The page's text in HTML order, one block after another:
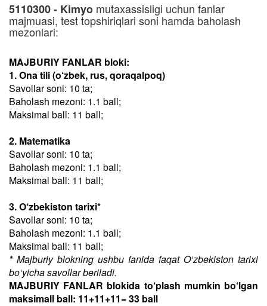
5110300 - Kimyo mutaxassisligi uchun fanlar
majmuasi, test topshiriqlari soni hamda baholash
mezonlari:
MAJBURIY FANLAR bloki:
1. Ona tili (o‘zbek, rus, qoraqalpoq)
Savollar soni: 10 ta;
Baholash mezoni: 1.1 ball;
Maksimal ball: 11 ball;
2. Matematika
Savollar soni: 10 ta;
Baholash mezoni: 1.1 ball;
Maksimal ball: 11 ball;
3. O‘zbekiston tarixi*
Savollar soni: 10 ta;
Baholash mezoni: 1.1 ball;
Maksimal ball: 11 ball;
* Majburiy blokning ushbu fanida faqat O‘zbekiston tarixi
bo‘yicha savollar beriladi.
MAJBURIY FANLAR blokida to‘plash mumkin bo‘lgan
maksimall ball: 11+11+11= 33 ball